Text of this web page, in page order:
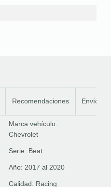
Recomendaciones Envíos
Marca vehículo:
Chevrolet
Serie: Beat
Año: 2017 al 2020
Calidad: Racing